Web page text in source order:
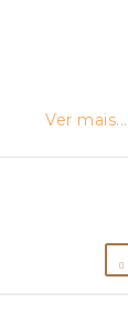
Ver mais...